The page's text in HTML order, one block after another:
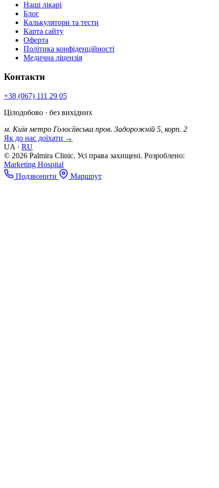
Наші лікарі
Блог
Калькулятори та тести
Карта сайту
Оферта
Політика конфіденційності
Медична ліцензія
Контакти
+38 (067) 111 29 05
Цілодобово · без вихідних
м. Київ метро Голосіївська пров. Задорожній 5, корп. 2
Як до нас доїхати →
UA · RU
© 2026 Palmira Clinic. Усі права захищені. Розроблено:
Marketing Hospital
Подзвонити
Маршрут